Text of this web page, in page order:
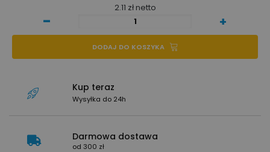
2.11 zł netto
- +
DODAJ DO KOSZYKA
Kup teraz
Wysyłka do 24h
Darmowa dostawa
od 300 zł